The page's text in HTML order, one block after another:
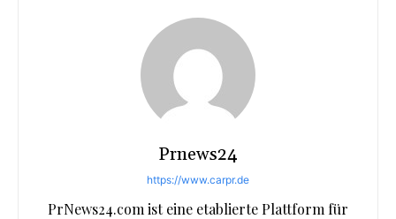
Prnews24
https://www.carpr.de
PrNews24.com ist eine etablierte Plattform für